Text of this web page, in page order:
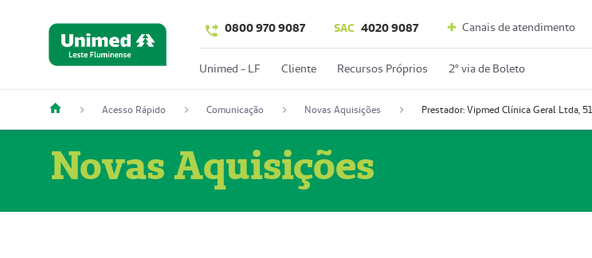
0800 970 9087 SAC 4020 9087 Canais de atendimento
Unimed - LF Cliente Recursos Próprios 2º via de Boleto
Acesso Rápido Comunicação Novas Aquisições
Novas Aquisições